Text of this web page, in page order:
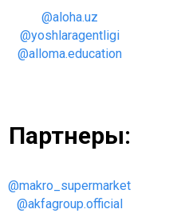
@aloha.uz
@yoshlaragentligi
@alloma.education
Партнеры:
@makro_supermarket
@akfagroup.official